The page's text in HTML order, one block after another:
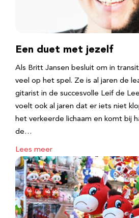
Een duet met jezelf
Als Britt Jansen besluit om in
veel op het spel. Ze is al jaren de
gitarist in de succesvolle Leif de
voelt ook al jaren dat er iets niet
het verkeerde lichaam en komt bij
de…
Lees meer